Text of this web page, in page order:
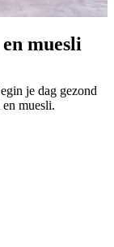
muesli
je dag gezond
muesli.